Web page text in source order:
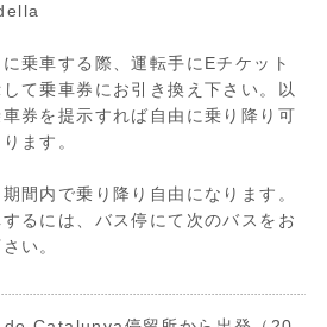
乗車する際、運転手にEチケット
て乗車券にお引き換え下さい。以
車券を提示すれば自由に乗り降り可
ます。
間内で乗り降り自由になります。
るには、バス停にて次のバスをお
い。